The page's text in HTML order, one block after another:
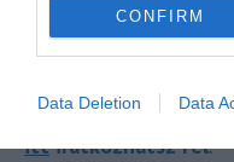
CONFIRM
Data Deletion Data
Ha hasznosnak
ha megosztod a
a jövőben. A
ittiratkozhatsz fel.